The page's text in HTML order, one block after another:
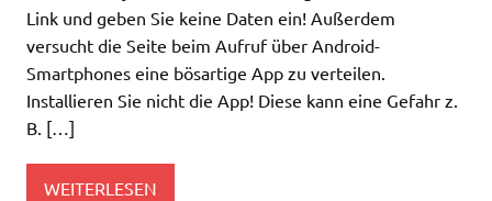
Link und geben Sie keine Daten ein! Außerdem
versucht die Seite beim Aufruf über Android-
Smartphones eine bösartige App zu verteilen.
Installieren Sie nicht die App! Diese kann eine Gefahr z.
B. […]
WEITERLESEN